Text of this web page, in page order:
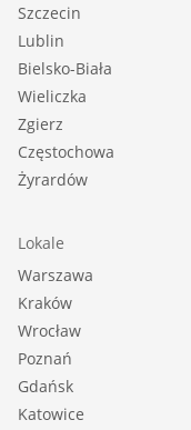
Szczecin
Lublin
Bielsko-Biała
Wieliczka
Zgierz
Częstochowa
Żyrardów
Lokale
Warszawa
Kraków
Wrocław
Poznań
Gdańsk
Katowice